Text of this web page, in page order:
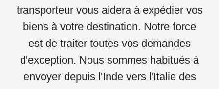
transporteur vous aidera à expédier vos
biens à votre destination. Notre force
est de traiter toutes vos demandes
d'exception. Nous sommes habitués à
envoyer depuis l'Inde vers l'Italie des